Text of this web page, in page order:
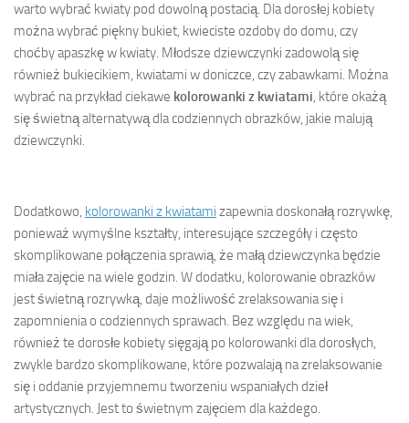
warto wybrać kwiaty pod dowolną postacią. Dla dorosłej kobiety
można wybrać piękny bukiet, kwieciste ozdoby do domu, czy
choćby apaszkę w kwiaty. Młodsze dziewczynki zadowolą się
również bukiecikiem, kwiatami w doniczce, czy zabawkami. Można
wybrać na przykład ciekawe kolorowanki z kwiatami, które okażą
się świetną alternatywą dla codziennych obrazków, jakie malują
dziewczynki.
Dodatkowo, kolorowanki z kwiatami zapewnia doskonałą rozrywkę,
ponieważ wymyślne kształty, interesujące szczegóły i często
skomplikowane połączenia sprawią, że małą dziewczynka będzie
miała zajęcie na wiele godzin. W dodatku, kolorowanie obrazków
jest świetną rozrywką, daje możliwość zrelaksowania się i
zapomnienia o codziennych sprawach. Bez względu na wiek,
również te dorosłe kobiety sięgają po kolorowanki dla dorosłych,
zwykle bardzo skomplikowane, które pozwalają na zrelaksowanie
się i oddanie przyjemnemu tworzeniu wspaniałych dzieł
artystycznych. Jest to świetnym zajęciem dla każdego.